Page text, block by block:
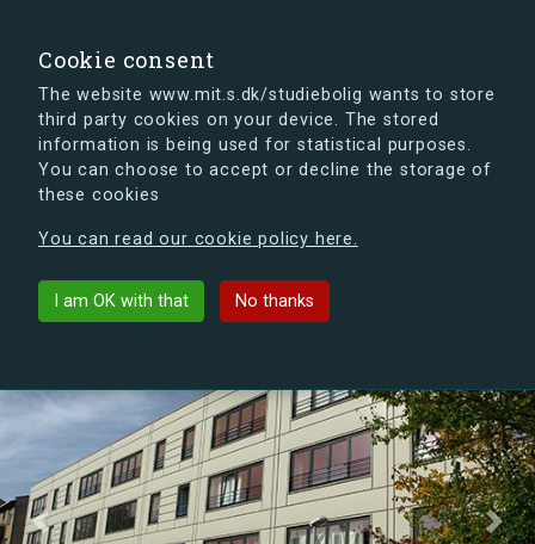
Cookie consent
The website www.mit.s.dk/studiebolig wants to store
third party cookies on your device. The stored
information is being used for statistical purposes.
You can choose to accept or decline the storage of
these cookies
You can read our cookie policy here.
I am OK with that No thanks
s.dk is getting a new look soon. If you're curious, you
can already take a peek at what the new s.dk will look
List buildings Birkerødkollegiet
Previous Next